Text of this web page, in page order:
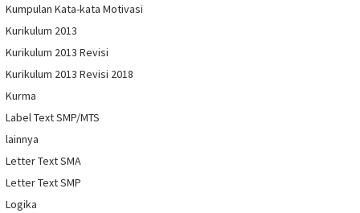
Kumpulan Kata-kata Motivasi
Kurikulum 2013
Kurikulum 2013 Revisi
Kurikulum 2013 Revisi 2018
Kurma
Label Text SMP/MTS
lainnya
Letter Text SMA
Letter Text SMP
Logika